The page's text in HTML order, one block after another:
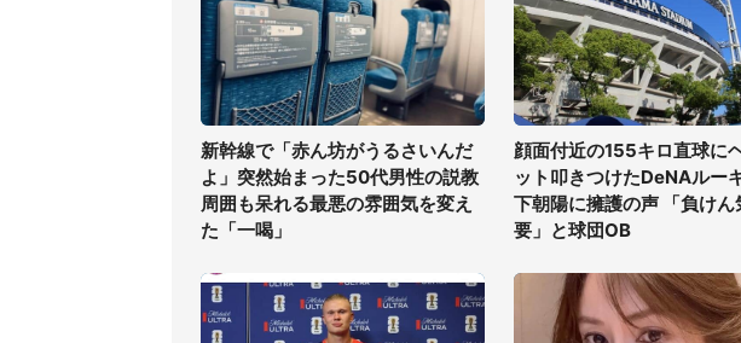
新幹線で「赤ん坊がうるさいんだ
よ」突然始まった50代男性の説教
周囲も呆れる最悪の雰囲気を変え
た「一喝」
顔面付近の155キロ直球に
ット叩きつけたDeNAルー
下朝陽に擁護の声 「負けん
要」と球団OB